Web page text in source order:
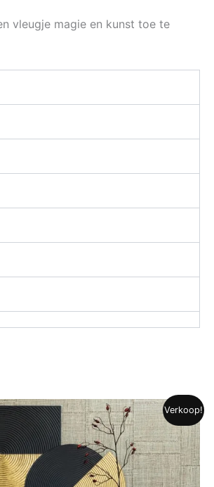
vleugje magie en kunst toe te
Verkoop!